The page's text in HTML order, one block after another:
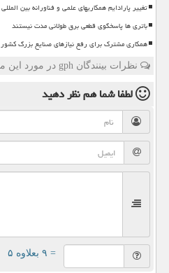
تغییر پارادایم همکاریهای علمی و فناورانه بین المللی
باتری ها پاسخگوی قطعی برق طولانی مدت نیستند
همکاری مشترک برای رفع نیازهای صنایع بزرگ کشور
نظرات بینندگان gph در مورد این مطلب
لطفا شما همنظر دهید
= ۹ بعلاوه ۵